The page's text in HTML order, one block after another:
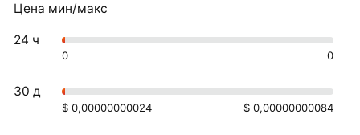
Цена мин/макс
24 ч
0 0
30 д
$ 0,00000000024 $ 0,00000000084